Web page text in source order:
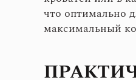
что оптимально
максимальный